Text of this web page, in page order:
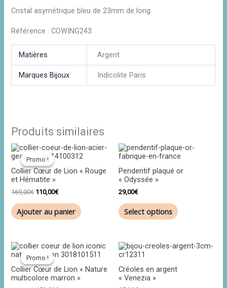
Cristal asymétrique bleu de 23mm de long
Référence : COWING243
Matières Argent
Marques Bijoux Indicolite Paris
Produits similaires
Promo !
Promo !
Collier Cœur de Lion « Rouge
et Hématite »
169,00€
Le
initial
était :
169,00€.
110,00€
Le
prix
est :
Ajouter au panier
Pendentif plaqué or
« Odyssée »
29,00€
Select options
Promo !
Promo !
Collier Cœur de Lion « Nature
multicolore marron »
Le
initial
était :
229,00€.
Le
prix
est :
150,00€.
Créoles en argent
« Venezia »